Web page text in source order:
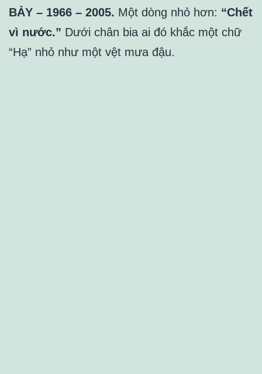
BẢY – 1966 – 2005. Một dòng nhỏ hơn: “Chết
vì nước.” Dưới chân bia ai đó khắc một chữ
“Hạ” nhỏ như một vệt mưa đậu.